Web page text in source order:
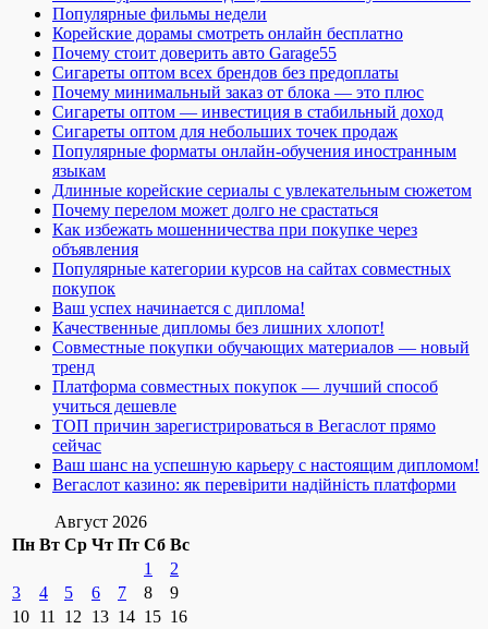
Популярные фильмы недели
Корейские дорамы смотреть онлайн бесплатно
Почему стоит доверить авто Garage55
Сигареты оптом всех брендов без предоплаты
Почему минимальный заказ от блока — это плюс
Сигареты оптом — инвестиция в стабильный доход
Сигареты оптом для небольших точек продаж
Популярные форматы онлайн-обучения иностранным
языкам
Длинные корейские сериалы с увлекательным сюжетом
Почему перелом может долго не срастаться
Как избежать мошенничества при покупке через
объявления
Популярные категории курсов на сайтах совместных
покупок
Ваш успех начинается с диплома!
Качественные дипломы без лишних хлопот!
Совместные покупки обучающих материалов — новый
тренд
Платформа совместных покупок — лучший способ
учиться дешевле
ТОП причин зарегистрироваться в Вегаслот прямо
сейчас
Ваш шанс на успешную карьеру с настоящим дипломом!
Вегаслот казино: як перевірити надійність платформи
Август 2026
Пн Вт Ср Чт Пт Сб Вс
1
2
3
4 5 6 7 8
9
10 11 12 13 14 15 16